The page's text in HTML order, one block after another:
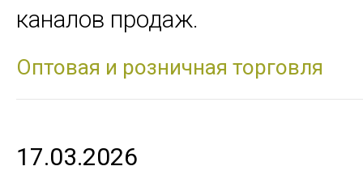
каналов продаж.
Оптовая и розничная торговля
17.03.2026